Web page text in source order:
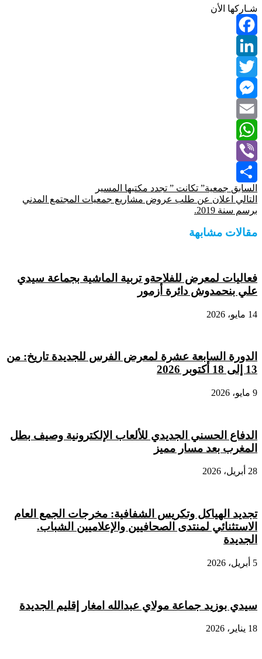
شـاركها الأن
Facebook
LinkedIn
Twitter
Messenger
Email
WhatsApp
Viber
Share
السابق جمعية” تكانت ” تجدد مكتبها المسير
التالي اعلان عن طلب عروض مشاريع جمعيات المجتمع المدني
برسم سنة 2019.
مقالات مشابهة
فعاليات لمعرض للفلاحةو تربية الماشية بجماعة سيدي
علي بنحمدوش دائرة أزمور
14 مايو، 2026
الدورة السابعة عشرة لمعرض الفرس للجديدة تاريخ: من
13 إلى 18 أكتوبر 2026
9 مايو، 2026
الدفاع الحسني الجديدي للألعاب الإلكترونية وصيف بطل
المغرب بعد مسار مميز
28 أبريل، 2026
تجديد الهياكل وتكريس الشفافية: مخرجات الجمع العام
الاستثنائي لمنتدى الصحافيين والإعلاميين الشباب.
الجديدة
5 أبريل، 2026
سيدي بوزيد جماعة مولاي عبدالله امغار إقليم الجديدة
18 يناير، 2026